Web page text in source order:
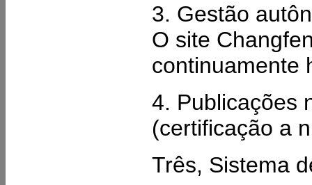
3. Gestão
O site
continuamente
4. Publicações
(certificação a
Três, Sistema